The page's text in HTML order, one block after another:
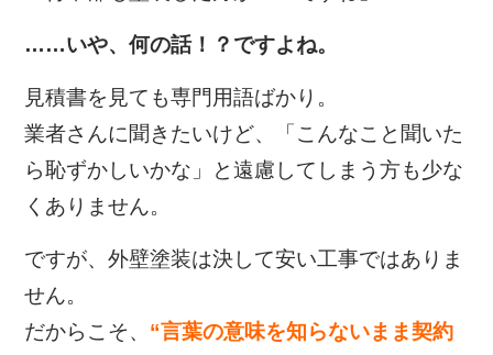
……いや、何の話！？ですよね。
見積書を見ても専門用語ばかり。
業者さんに聞きたいけど、「こんなこと聞いた
ら恥ずかしいかな」と遠慮してしまう方も少な
くありません。
ですが、外壁塗装は決して安い工事ではありま
せん。
だからこそ、 “言葉の意味を知らないまま契約